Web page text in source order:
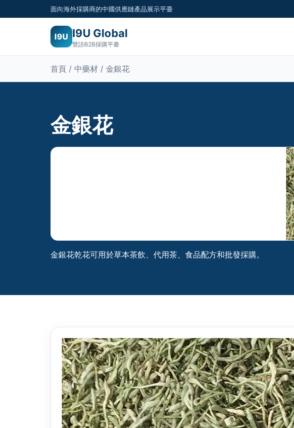
面向海外採購商的中國供應鏈產品展示平臺
I9U I9U Global
雙語B2B採購平臺
首頁 / 中藥材 / 金銀花
金銀花
金銀花乾花可用於草本茶飲、代用茶、食品配方和批發採購。